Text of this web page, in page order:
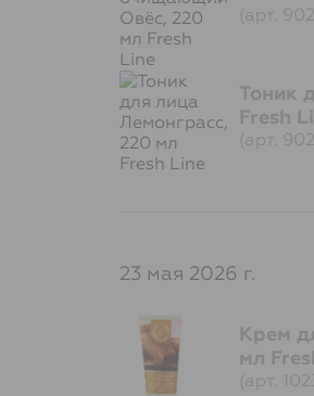
(арт.
Тоник
Fresh
(арт.
23 мая 2026 г.
Крем
мл
(арт.